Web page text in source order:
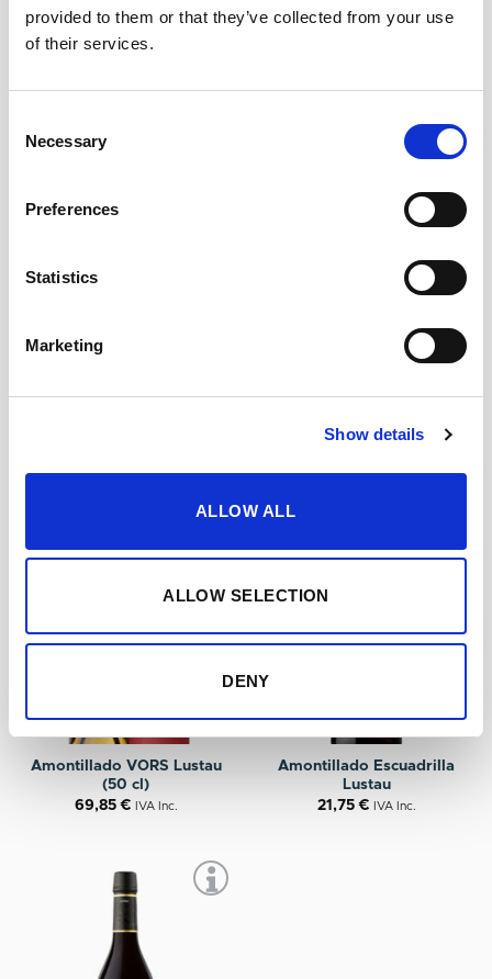
provided to them or that they’ve collected from your use
of their services.
Selection
Necessary
Preferences
Statistics
Marketing
Show details
ALLOW ALL
ALLOW SELECTION
DENY
Almendrado en boca con matices dulces y
un prolongado final seco.
TAMBIÉN TE GUSTARÁ
+
Amontillado VORS Lustau
(50 cl)
69,85€ IVA Inc.
+
Amontillado Escuadrilla
Lustau
21,75€ IVA Inc.